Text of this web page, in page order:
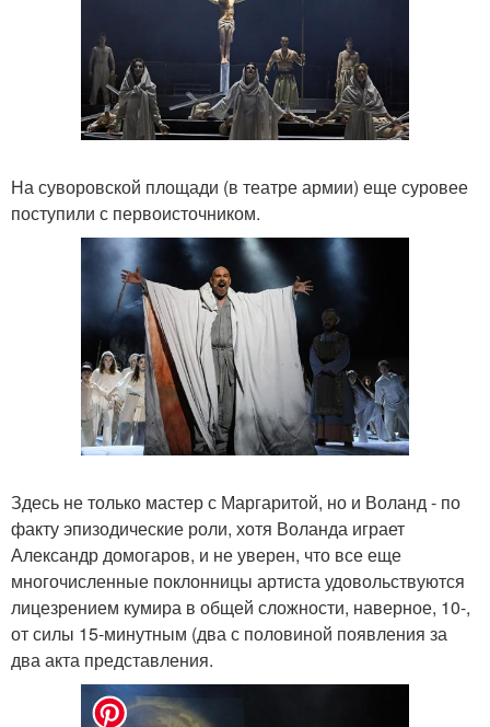
На суворовской площади (в театре армии) еще суровее
поступили с первоисточником.
Здесь не только мастер с Маргаритой, но и Воланд - по
факту эпизодические роли, хотя Воланда играет
Александр домогаров, и не уверен, что все еще
многочисленные поклонницы артиста удовольствуются
лицезрением кумира в общей сложности, наверное, 10-,
от силы 15-минутным (два с половиной появления за
два акта представления.